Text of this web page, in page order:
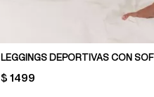
LEGGINGS DEPORTIVAS CON
PRICE:
$ 1499